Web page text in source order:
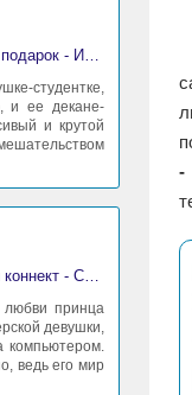
-
Танец желаний. Дракон в подарок - Ирина Алексеева
студентке,
и ее декане-
и крутой
2:5030/Эльф. Нежданный коннект - Станислав Миков
любви принца
девушки,
компьютером.
ведь его мир